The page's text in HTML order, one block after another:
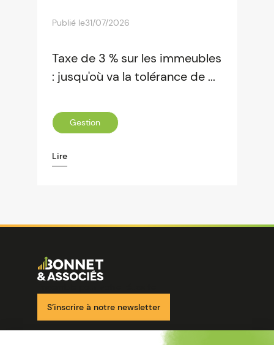
Publié le31/07/2026
Taxe de 3 % sur les immeubles
: jusqu'où va la tolérance de ...
Gestion
Lire
Image
S’inscrire à notre newsletter